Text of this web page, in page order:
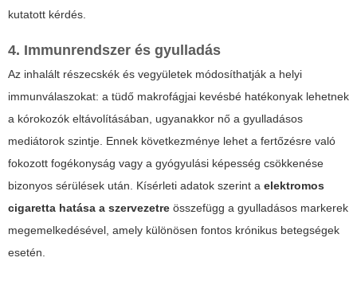
kutatott kérdés.
4. Immunrendszer és gyulladás
Az inhalált részecskék és vegyületek módosíthatják a helyi
immunválaszokat: a tüdő makrofágjai kevésbé hatékonyak lehetnek
a kórokozók eltávolításában, ugyanakkor nő a gyulladásos
mediátorok szintje. Ennek következménye lehet a fertőzésre való
fokozott fogékonyság vagy a gyógyulási képesség csökkenése
bizonyos sérülések után. Kísérleti adatok szerint a elektromos
cigaretta hatása a szervezetre összefügg a gyulladásos markerek
megemelkedésével, amely különösen fontos krónikus betegségek
esetén.